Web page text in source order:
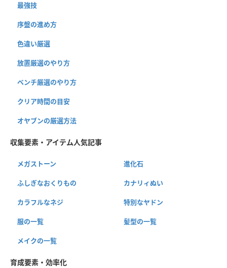
最強技
序盤の進め方
色違い厳選
放置厳選のやり方
ベンチ厳選のやり方
クリア時間の目安
オヤブンの厳選方法
収集要素・アイテム人気記事
メガストーン 進化石
ふしぎなおくりもの カナリィぬい
カラフルなネジ 特別なヤドン
服の一覧 髪型の一覧
メイクの一覧
育成要素・効率化